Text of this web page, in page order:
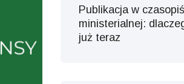
Publikacja w
ministerialnej:
już teraz